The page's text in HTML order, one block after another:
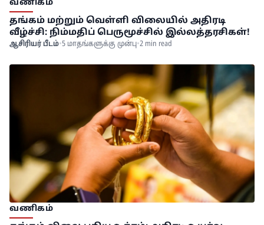
வணிகம்
தங்கம் மற்றும் வெள்ளி விலையில் அதிரடி
வீழ்ச்சி: நிம்மதிப் பெருமூச்சில் இல்லத்தரசிகள்!
ஆசிரியர் பீடம்•5 மாதங்களுக்கு முன்பு•2 min read
வணிகம்